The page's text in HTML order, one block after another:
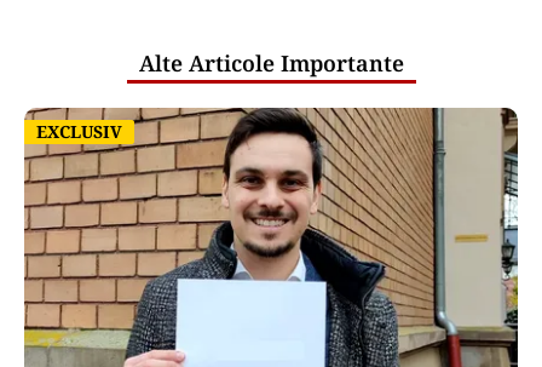
Alte Articole Importante
EXCLUSIV
EXCLUSIV